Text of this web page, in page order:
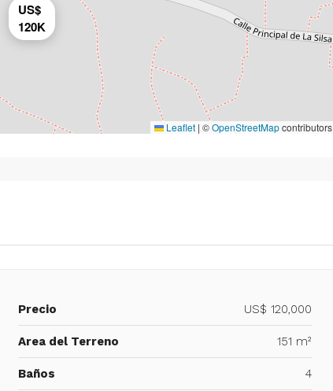
US$
120K
Leaflet | ©OpenStreetMapcontributors
Precio US$ 120,000
Area del Terreno 151 m²
Baños 4